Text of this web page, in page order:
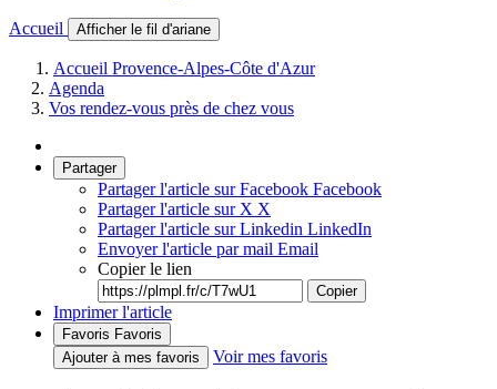
Accueil Afficher le fil d'ariane
Accueil Provence-Alpes-Côte d'Azur
Agenda
Vos rendez-vous près de chez vous
Partager
Partager l'article sur Facebook Facebook
Partager l'article sur X X
Partager l'article sur Linkedin LinkedIn
Envoyer l'article par mail Email
Copier le lien
Copier
Imprimer l'article
Favoris Favoris
Ajouter à mes favoris
Voir mes favoris